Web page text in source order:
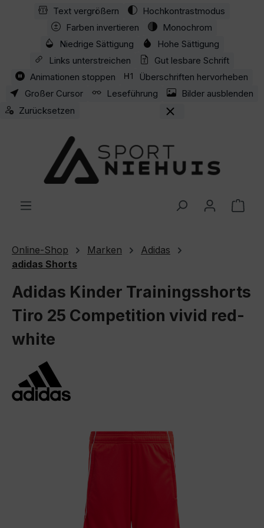
Zum Hauptinhalt springen
Text vergrößern
Hochkontrastmodus
Farben invertieren
Monochrom
Niedrige Sättigung
Hohe Sättigung
Links unterstreichen
Gut lesbare Schrift
Animationen stoppen
Überschriften hervorheben
Großer Cursor
Leseführung
Bilder ausblenden
Zurücksetzen
Online-Shop Marken
Adidas
adidas Shorts
Adidas Kinder Trainingsshorts
Tiro 25 Competition vivid red-
white
Bildergalerie überspringen